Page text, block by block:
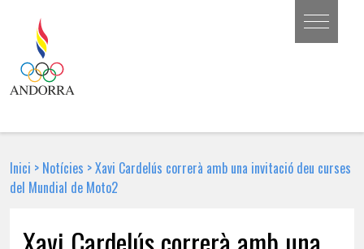
Inici > Notícies >Xavi Cardelús correrà amb una invitació deu curses
del Mundial de Moto2